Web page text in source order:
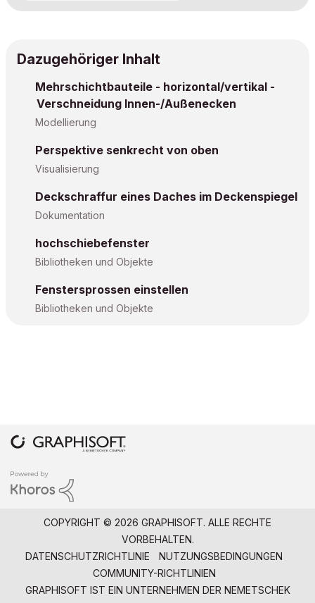
Dazugehöriger Inhalt
Mehrschichtbauteile - horizontal/vertikal -
Verschneidung Innen-/Außenecken
Modellierung
Perspektive senkrecht von oben
Visualisierung
Deckschraffur eines Daches im Deckenspiegel
Dokumentation
hochschiebefenster
Bibliotheken und Objekte
Fenstersprossen einstellen
Bibliotheken und Objekte
COPYRIGHT © 2026 GRAPHISOFT. ALLE RECHTE
VORBEHALTEN.
DATENSCHUTZRICHTLINIE
NUTZUNGSBEDINGUNGEN
COMMUNITY-RICHTLINIEN
GRAPHISOFT IST EIN UNTERNEHMEN DER NEMETSCHEK